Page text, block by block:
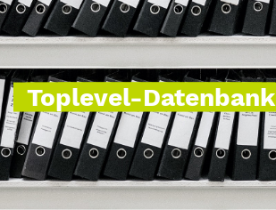
Toplevel-Datenbank